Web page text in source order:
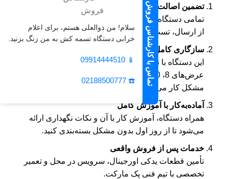
تضمین اصالت و کیفیت
تمامی دستگاه‌ها مستقیماً از منابع معتبر تأمین شده و قبل
از ارسال، تست و کالیبره می‌شوند.
سازگاری کامل با تسمه‌های تولیدی پک مارکت
این دستگاه با تسمه بسته بندی PP تولید خودمان در
مشکل کار می‌کند.
آماده‌به‌کار با آموزش کامل
همراه دستگاه، آموزش کار با آن و نکات نگهداری ارائه
می‌شود تا از روز اول بدون مشکل بسته‌بندی کنید.
خدمات پس از فروش واقعی
تأمین قطعات یدکی اورجینال، سرویس در محل و تعمیر
تخصصی با تیم فنی پک مارکت.
تماس با کارشناس فروش
سلام! من ذوالعلی هستم، برای اعلام
خرابی دستگاه تسمه کش به من زنگ بزنید.
📱
09914444510
☎️ 02188500777